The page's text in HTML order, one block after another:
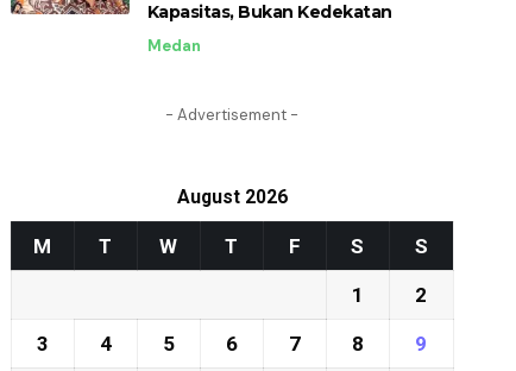
Kapasitas, Bukan Kedekatan
Medan
- Advertisement -
August 2026
M T W T F S S
1 2
3 4 5 6 7 8 9